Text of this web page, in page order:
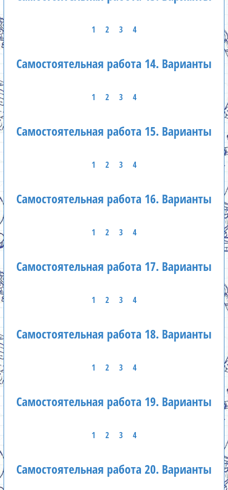
1 2 3 4
Самостоятельная работа 14. Варианты
1 2 3 4
Самостоятельная работа 15. Варианты
1 2 3 4
Самостоятельная работа 16. Варианты
1 2 3 4
Самостоятельная работа 17. Варианты
1 2 3 4
Самостоятельная работа 18. Варианты
1 2 3 4
Самостоятельная работа 19. Варианты
1 2 3 4
Самостоятельная работа 20. Варианты